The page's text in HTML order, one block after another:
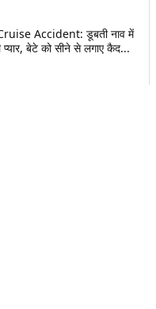
Accident: डूबती नाव में
प्यार, बेटे को सीने से लगाए कैद...